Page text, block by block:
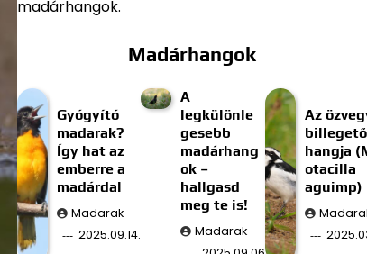
madárhangok.
Madárhangok
Gyógyító
madarak?
Így hat az
emberre a
madárdal
Madarak
2025.09.14.
A
legkülönle
gesebb
madárhang
ok –
hallgasd
meg te is!
Madarak
Az
billegető
hangja
otacilla
aguimp)